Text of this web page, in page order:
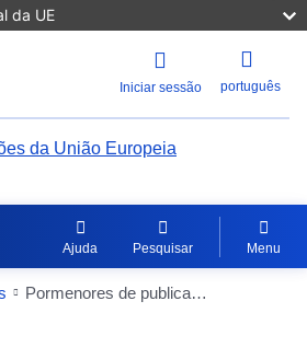
da UE
Iniciar sessão português
da União Europeia
Ajuda Pesquisar Menu
Pormenores de publicação
Actions Portlet